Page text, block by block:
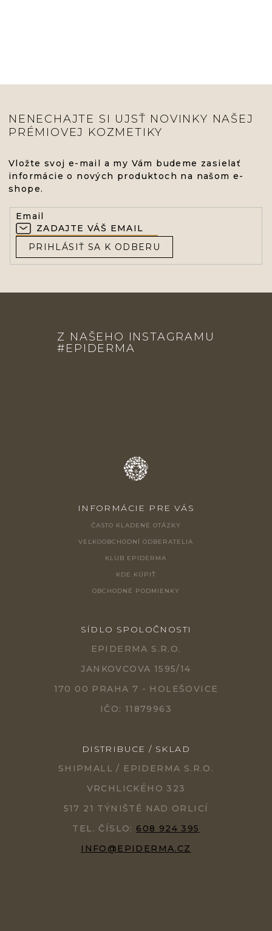
NENECHAJTE SI UJSŤ NOVINKY NAŠEJ
PRÉMIOVEJ KOZMETIKY
Vložte svoj e-mail a my Vám budeme zasielať
informácie o nových produktoch na našom e-
shope.
Email
PRIHLÁSIŤ SA K ODBERU
Z NAŠEHO INSTAGRAMU
#EPIDERMA
INFORMÁCIE PRE VÁS
ČASTO KLADENÉ OTÁZKY
VEĽKOOBCHODNÍ ODBERATELIA
KLUB EPIDERMA
KDE KÚPIŤ
OBCHODNÉ PODMIENKY
SÍDLO SPOLOČNOSTI
EPIDERMA S.R.O.
JANKOVCOVA 1595/14
170 00 PRAHA 7 - HOLEŠOVICE
IČO: 11879963
DISTRIBUCE / SKLAD
SHIPMALL / EPIDERMA S.R.O.
VRCHLICKÉHO 323
517 21 TÝNIŠTĚ NAD ORLICÍ
TEL. ČÍSLO: 608 924 395
INFO@EPIDERMA.CZ